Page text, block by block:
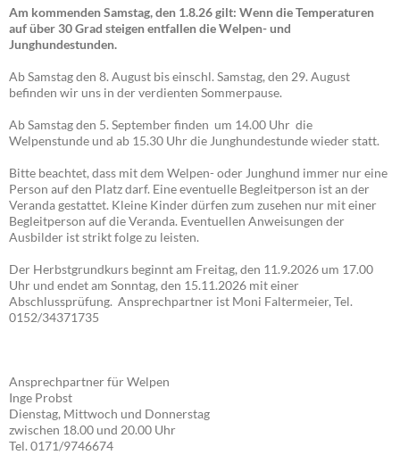
Am kommenden Samstag, den 1.8.26 gilt: Wenn die Temperaturen
auf über 30 Grad steigen entfallen die Welpen- und
Junghundestunden.
Ab Samstag den 8. August bis einschl. Samstag, den 29. August
befinden wir uns in der verdienten Sommerpause.
Ab Samstag den 5. September finden um 14.00 Uhr die
Welpenstunde und ab 15.30 Uhr die Junghundestunde wieder statt.
Bitte beachtet, dass mit dem Welpen- oder Junghund immer nur eine
Person auf den Platz darf. Eine eventuelle Begleitperson ist an der
Veranda gestattet. Kleine Kinder dürfen zum zusehen nur mit einer
Begleitperson auf die Veranda. Eventuellen Anweisungen der
Ausbilder ist strikt folge zu leisten.
Der Herbstgrundkurs beginnt am Freitag, den 11.9.2026 um 17.00
Uhr und endet am Sonntag, den 15.11.2026 mit einer
Abschlussprüfung. Ansprechpartner ist Moni Faltermeier, Tel.
0152/34371735
Ansprechpartner für Welpen
Inge Probst
Dienstag, Mittwoch und Donnerstag
zwischen 18.00 und 20.00 Uhr
Tel. 0171/9746674